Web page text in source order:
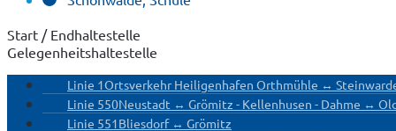
Start / Endhaltestelle
Gelegenheitshaltestelle
Linie 1Ortsverkehr Heiligenhafen Orthmühle ↔
Linie 550Neustadt ↔ Grömitz - Kellenhusen - Dahme ↔
Linie 551Bliesdorf ↔ Grömitz